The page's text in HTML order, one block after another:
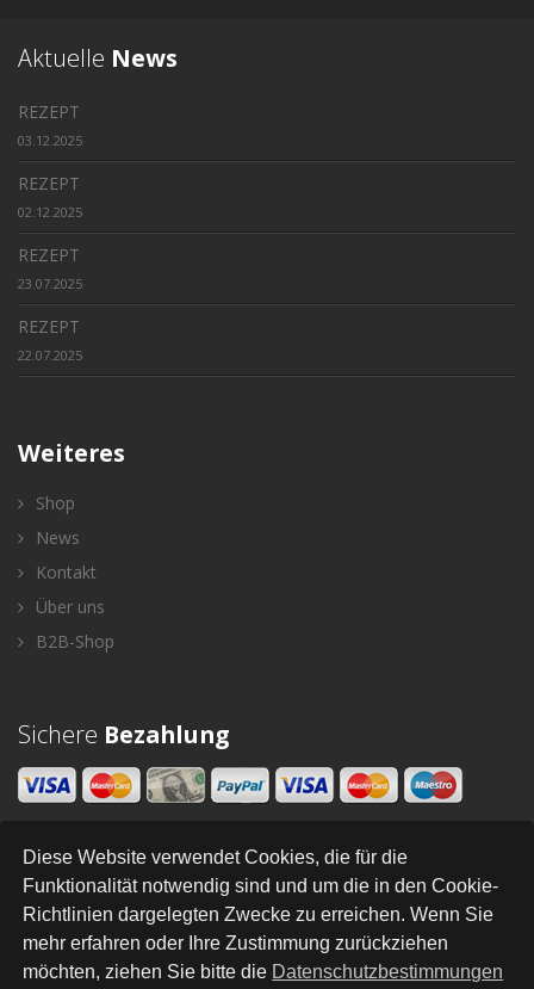
Diese Website verwendet Cookies, die für die
Funktionalität notwendig sind und um die in den Cookie-
Richtlinien dargelegten Zwecke zu erreichen. Wenn Sie
mehr erfahren oder Ihre Zustimmung zurückziehen
möchten, ziehen Sie bitte die Datenschutzbestimmungen
Aktuelle News
REZEPT
03.12.2025
REZEPT
02.12.2025
REZEPT
23.07.2025
REZEPT
22.07.2025
Weiteres
Shop
News
Kontakt
Über uns
B2B-Shop
Sichere Bezahlung
Newsletter
SENDEN